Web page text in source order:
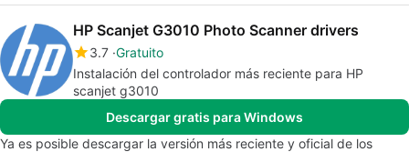
HP Scanjet G3010 Photo Scanner drivers
3.7 Gratuito
Instalación del controlador más reciente para HP
scanjet g3010
Descargar gratis para Windows
Ya es posible descargar la versión más reciente y oficial de los